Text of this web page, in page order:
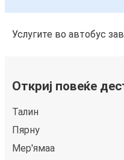
Услугите во автобус
Откриј повеќе
Талин
Пярну
Мер'ямаа